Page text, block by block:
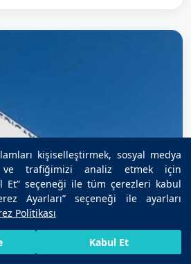
kişiselleştirmek, sosyal medya
ve trafiğimizi analiz etmek için
Et” seçeneği ile tüm çerezleri kabul
Ayarları” seçeneği ile ayarları
Politikası
Kabul EtBIZE ULAŞIN